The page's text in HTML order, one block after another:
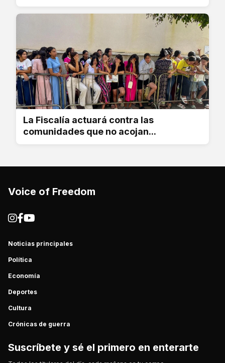
La Fiscalía actuará contra las
comunidades que no acojan...
Voice of Freedom
Noticias principales
Política
Economía
Deportes
Cultura
Crónicas de guerra
Suscríbete y sé el primero en enterarte